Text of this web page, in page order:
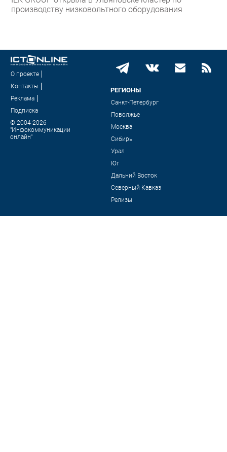
производству низковольтного оборудования
О проекте
Контакты
Реклама
Подписка
© 2004-2026
"Инфокоммуникации
онлайн"
РЕГИОНЫ
Санкт-Петербург
Поволжье
Москва
Сибирь
Урал
Юг
Дальний Восток
Северный Кавказ
Релизы